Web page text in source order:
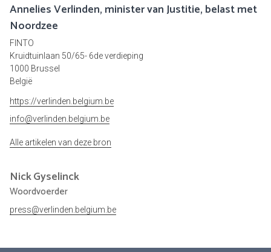
Annelies Verlinden, minister van Justitie, belast met
Noordzee
FINTO
Kruidtuinlaan 50/65- 6de verdieping
1000 Brussel
België
https://verlinden.belgium.be
info@verlinden.belgium.be
Alle artikelen van deze bron
NickGyselinck
Woordvoerder
press@verlinden.belgium.be